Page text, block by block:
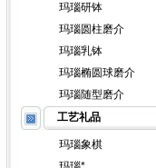
玛瑙研钵
玛瑙圆柱磨介
玛瑙乳钵
玛瑙椭圆球磨介
玛瑙随型磨介
工艺礼品
玛瑙象棋